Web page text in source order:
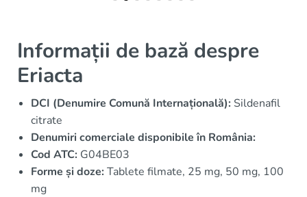
Informații de bază despre
Eriacta
DCI (Denumire Comună Internațională): Sildenafil
citrate
Denumiri comerciale disponibile în România:
Cod ATC: G04BE03
Forme și doze:Tablete filmate, 25 mg, 50 mg, 100
mg